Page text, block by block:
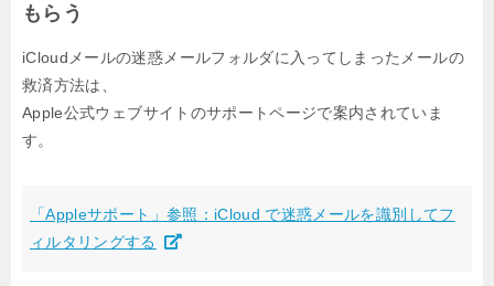
もらう
iCloudメールの迷惑メールフォルダに入ってしまったメールの
救済方法は、
Apple公式ウェブサイトのサポートページで案内されていま
す。
「Appleサポート」参照：iCloud で迷惑メールを識別してフ
ィルタリングする